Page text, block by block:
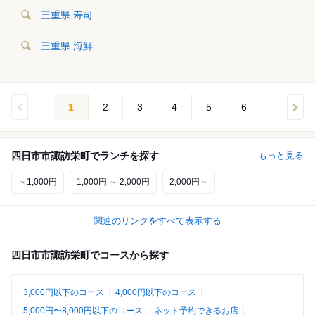
三重県 寿司
三重県 海鮮
1 2 3 4 5 6
四日市市諏訪栄町でランチを探す もっと見る
～1,000円 1,000円 ～ 2,000円 2,000円～
関連のリンクをすべて表示する
四日市市諏訪栄町でコースから探す
3,000円以下のコース
4,000円以下のコース
5,000円〜8,000円以下のコース
ネット予約できるお店